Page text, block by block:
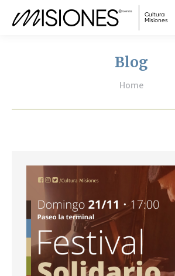
Blog
You are here:
Home